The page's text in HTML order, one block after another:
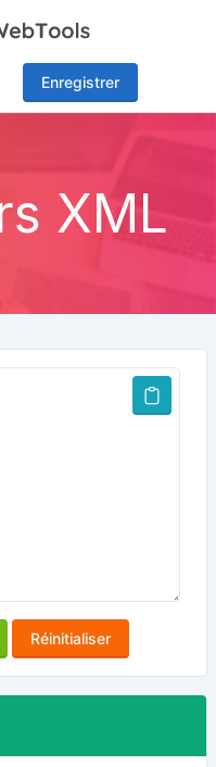
Enregistrer
XML
Réinitialiser